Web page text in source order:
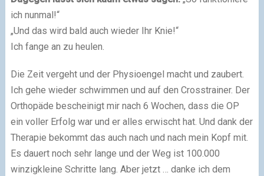
ich nunmal!“
„Und das wird bald auch wieder Ihr Knie!“
Ich fange an zu heulen.
Die Zeit vergeht und der Physioengel macht und zaubert.
Ich gehe wieder schwimmen und auf den Crosstrainer. Der
Orthopäde bescheinigt mir nach 6 Wochen, dass die OP
ein voller Erfolg war und er alles erwischt hat. Und dank der
Therapie bekommt das auch nach und nach mein Kopf mit.
Es dauert noch sehr lange und der Weg ist 100.000
winzigkleine Schritte lang. Aber jetzt … danke ich dem